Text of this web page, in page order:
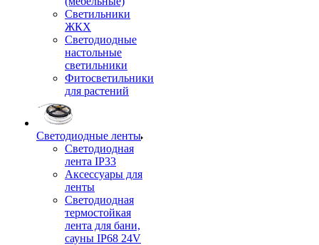
Светильники
ЖКХ
Светодиодные
настольные
светильники
Фитосветильники
для растений
Светодиодные ленты
Светодиодная
лента IP33
Аксессуары для
ленты
Светодиодная
термостойкая
лента для бани,
сауны IP68 24V